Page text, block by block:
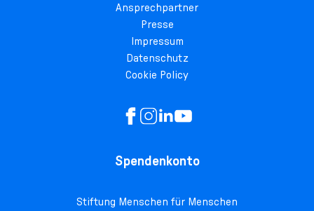
Ansprechpartner
Presse
Impressum
Datenschutz
Cookie Policy
Spendenkonto
Stiftung Menschen für Menschen